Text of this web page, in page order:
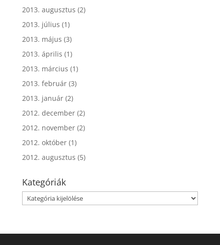
2013. augusztus (2)
2013. július (1)
2013. május (3)
2013. április (1)
2013. március (1)
2013. február(3)
2013. január(2)
2012. december(2)
2012. november(2)
2012. október(1)
2012. augusztus (5)
Kategóriák
Kategóriák